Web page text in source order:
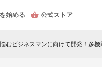
始める 公式ストア
むビジネスマンに向けて開発！多機